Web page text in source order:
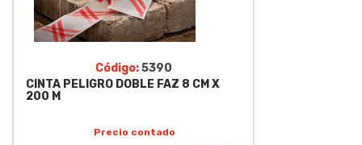
Código:5390
CINTA PELIGRO DOBLE FAZ 8 CM X
200 M
Precio contado